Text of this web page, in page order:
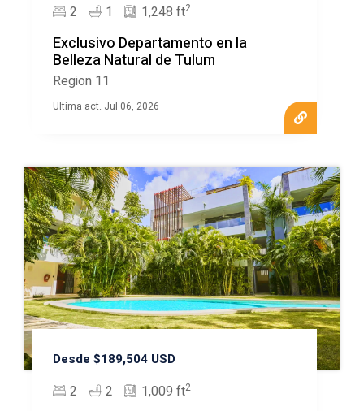
2 1 1,248 ft2
Exclusivo Departamento en la
Belleza Natural de Tulum
Region 11
Ultima act. Jul 06, 2026
Desde $189,504 USD
2 2 1,009 ft2